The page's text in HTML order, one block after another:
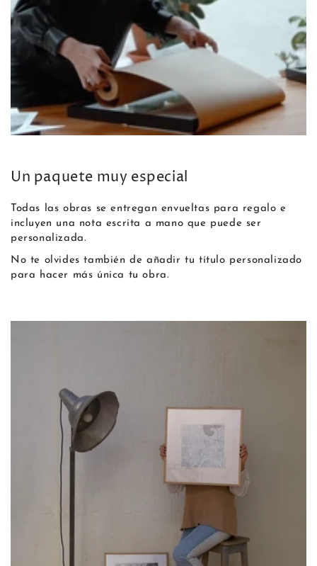
Un paquete muy especial
Todas las obras se entregan envueltas para regalo e
incluyen una nota escrita a mano que puede ser
personalizada.
No te olvides también de añadir tu título personalizado
para hacer más única tu obra.